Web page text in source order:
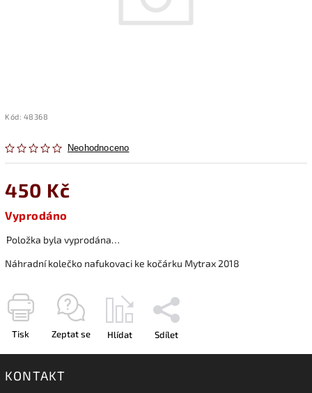
Kód: 48368
Neohodnoceno
450 Kč
Vyprodáno
Položka byla vyprodána…
Náhradní kolečko nafukovaci ke kočárku Mytrax 2018
Tisk Zeptat se Hlídat Sdílet
KONTAKT